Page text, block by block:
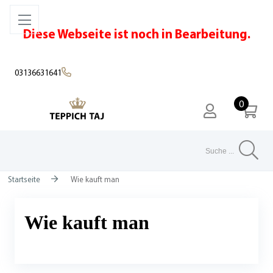
Diese Webseite ist noch in Bearbeitung.
03136631641
0
Startseite Wie kauft man
Wie kauft man